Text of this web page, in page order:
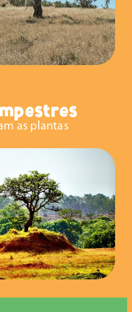
as plantas